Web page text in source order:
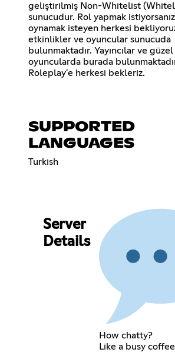
geliştirilmiş Non-Whitelist
sunucudur. Rol yapmak
oynamak isteyen herkesi
etkinlikler ve oyuncular sunucuda
bulunmaktadır. Yayıncılar ve
oyuncularda burada
Roleplay'e herkesi bekleriz.
SUPPORTED
LANGUAGES
Turkish
Server
Details
How chatty?
Like a busy